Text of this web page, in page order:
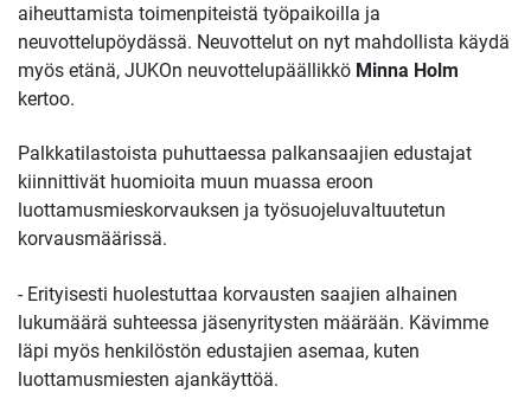
aiheuttamista toimenpiteistä työpaikoilla ja
neuvottelupöydässä. Neuvottelut on nyt mahdollista käydä
myös etänä, JUKOn neuvottelupäällikkö Minna Holm
kertoo.
Palkkatilastoista puhuttaessa palkansaajien edustajat
kiinnittivät huomioita muun muassa eroon
luottamusmieskorvauksen ja työsuojeluvaltuutetun
korvausmäärissä.
- Erityisesti huolestuttaa korvausten saajien alhainen
lukumäärä suhteessa jäsenyritysten määrään. Kävimme
läpi myös henkilöstön edustajien asemaa, kuten
luottamusmiesten ajankäyttöä.